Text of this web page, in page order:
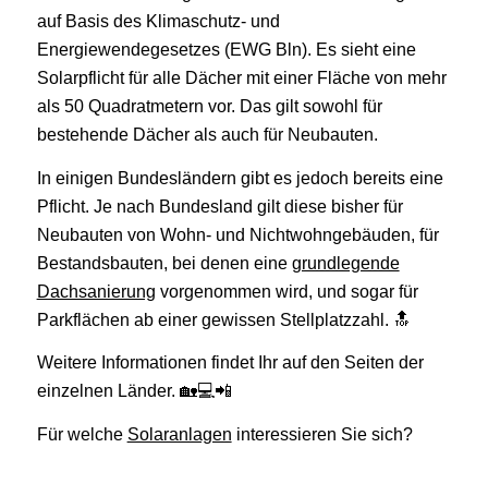
auf Basis des Klimaschutz- und
Energiewendegesetzes (EWG Bln). Es sieht eine
Solarpflicht für alle Dächer mit einer Fläche von mehr
als 50 Quadratmetern vor. Das gilt sowohl für
bestehende Dächer als auch für Neubauten.
In einigen Bundesländern gibt es jedoch bereits eine
Pflicht. Je nach Bundesland gilt diese bisher für
Neubauten von Wohn- und Nichtwohngebäuden, für
Bestandsbauten, bei denen eine grundlegende
Dachsanierung vorgenommen wird, und sogar für
Parkflächen ab einer gewissen Stellplatzzahl. 🔝
Weitere Informationen findet Ihr auf den Seiten der
einzelnen Länder. 🏡💻📲
Für welche Solaranlagen interessieren Sie sich?